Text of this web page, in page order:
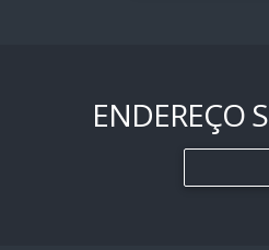
ENDEREÇO